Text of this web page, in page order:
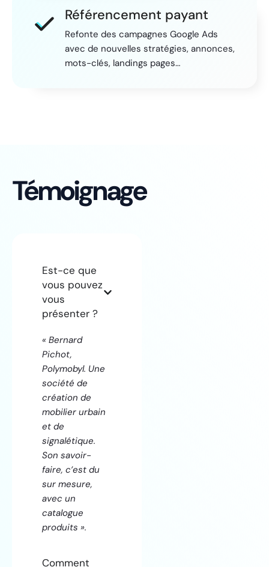
Référencement payant
Refonte des campagnes Google Ads
avec de nouvelles stratégies, annonces,
mots-clés, landings pages…
Témoignage
Est-ce que
vous pouvez
vous
présenter ?
« Bernard
Pichot,
Polymobyl. Une
société de
création de
mobilier urbain
et de
signalétique.
Son savoir-
faire, c’est du
sur mesure,
avec un
catalogue
produits ».
Comment